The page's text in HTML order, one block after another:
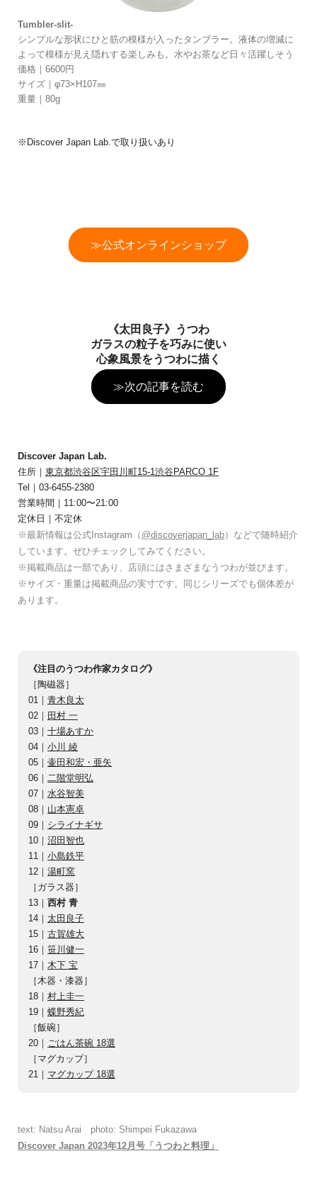
Tumbler-slit-
シンプルな形状にひと筋の模様が入ったタンブラー。液体の増減に
よって模様が見え隠れする楽しみも。水やお茶など日々活躍しそう
価格｜6600円
サイズ｜φ73×H107㎜
重量｜80g
※Discover Japan Lab.で取り扱いあり
≫公式オンラインショップ
《太田良子》うつわ
ガラスの粒子を巧みに使い
心象風景をうつわに描く
≫次の記事を読む
Discover Japan Lab.
住所｜ 東京都渋谷区宇田川町15-1渋谷PARCO 1F
Tel｜03-6455-2380
営業時間｜11:00〜21:00
定休日｜不定休
※最新情報は公式Instagram（ @discoverjapan_lab）などで随時紹介
しています。ぜひチェックしてみてください。
※掲載商品は一部であり、店頭にはさまざまなうつわが並びます。
※サイズ・重量は掲載商品の実寸です。同じシリーズでも個体差が
あります。
《注目のうつわ作家カタログ》
［陶磁器］
01｜ 青木良太
02｜ 田村 一
03｜ 十場あすか
04｜ 小川 綾
05｜ 壷田和宏・亜矢
06｜ 二階堂明弘
07｜ 水谷智美
08｜ 山本憲卓
09｜ シライナギサ
10｜ 沼田智也
11｜ 小島鉄平
12｜ 湯町窯
［ガラス器］
13｜ 西村 青
14｜ 太田良子
15｜ 古賀雄大
16｜ 笹川健一
17｜ 木下 宝
［木器・漆器］
18｜ 村上圭一
19｜ 蝶野秀紀
［飯碗］
20｜ ごはん茶碗 18選
［マグカップ］
21｜ マグカップ 18選
text: Natsu Arai photo: Shimpei Fukazawa
Discover Japan 2023年12月号「うつわと料理」